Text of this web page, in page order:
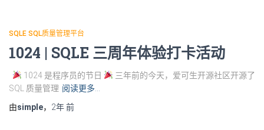
SQLE SQL质量管理平台
1024 | SQLE 三周年体验打卡活动
1024 是程序员的节日
三年前的今天，爱可生开源社区开源了
SQL 质量管理 阅读更多…
由simple， 2年前